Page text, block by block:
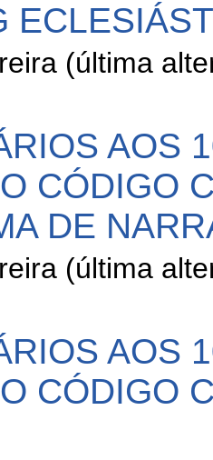
(última
AOS
CÓDIGO
DE
(última
AOS
CÓDIGO